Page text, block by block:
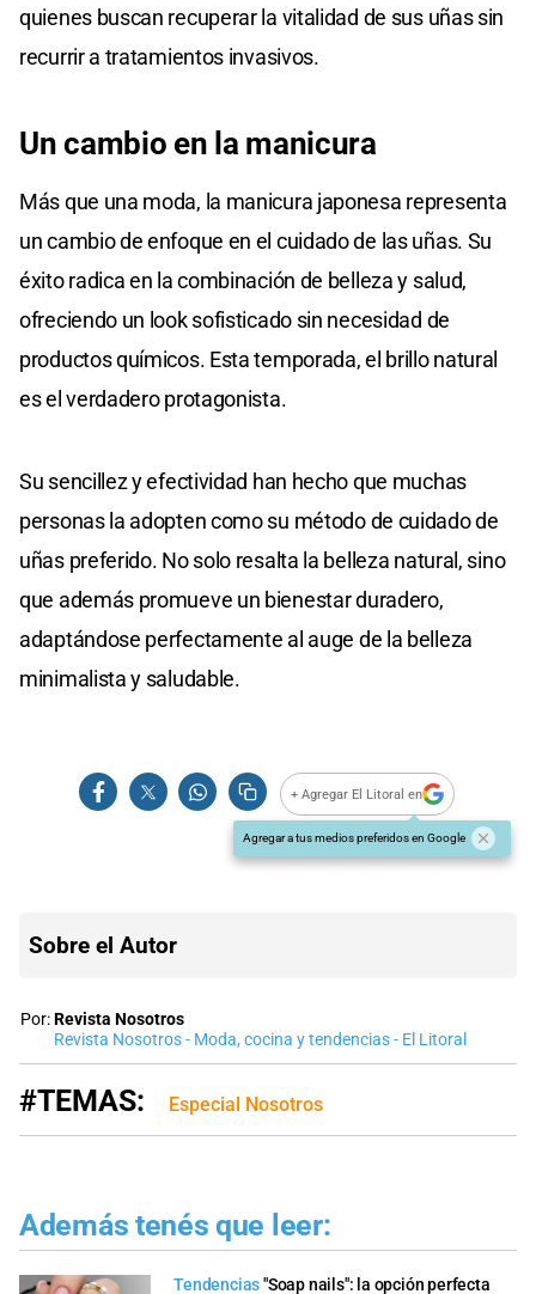
quienes buscan recuperar la vitalidad de sus uñas sin
recurrir a tratamientos invasivos.
Un cambio en la manicura
Más que una moda, la manicura japonesa representa
un cambio de enfoque en el cuidado de las uñas. Su
éxito radica en la combinación de belleza y salud,
ofreciendo un look sofisticado sin necesidad de
productos químicos. Esta temporada, el brillo natural
es el verdadero protagonista.
Su sencillez y efectividad han hecho que muchas
personas la adopten como su método de cuidado de
uñas preferido. No solo resalta la belleza natural, sino
que además promueve un bienestar duradero,
adaptándose perfectamente al auge de la belleza
minimalista y saludable.
+ Agregar El Litoral en
Agregar a tus medios preferidos en Google
Sobre el Autor
Por:Revista Nosotros
Revista Nosotros - Moda, cocina y tendencias - El Litoral
#TEMAS: Especial Nosotros
Además tenés que leer:
Tendencias"Soap nails": la opción perfecta